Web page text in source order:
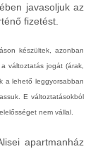
javasoljuk az
fizetést.
készültek, azonban
változtatás jogát (árak,
a lehető leggyorsabban
E változtatásokból
nem vállal.
apartmanház